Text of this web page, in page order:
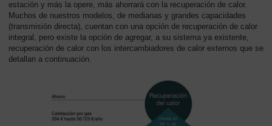
Conozca
Kaeser
-
Contenido
estación y más la opere, más ahorrará con la recuperación de calor.
Muchos de nuestros modelos, de medianas y grandes capacidades
(transmisión directa), cuentan con una opción de recuperación de calor
integral, pero existe la opción de agregar, a su sistema ya existente,
recuperación de calor con los intercambiadores de calor externos que se
detallan a continuación.